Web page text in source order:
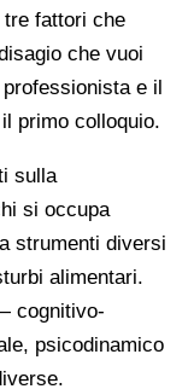
fattori che
che vuoi
e il
primo colloquio.
sulla
si occupa
strumenti diversi
alimentari.
cognitivo-
psicodinamico